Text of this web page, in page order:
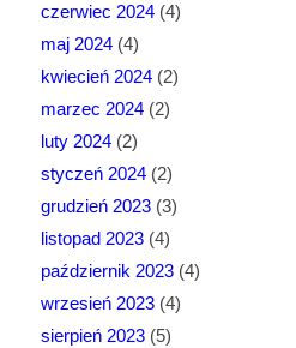
czerwiec 2024(4)
maj 2024(4)
kwiecień 2024(2)
marzec 2024(2)
luty 2024(2)
styczeń 2024(2)
grudzień 2023(3)
listopad 2023(4)
październik 2023(4)
wrzesień 2023(4)
sierpień 2023(5)